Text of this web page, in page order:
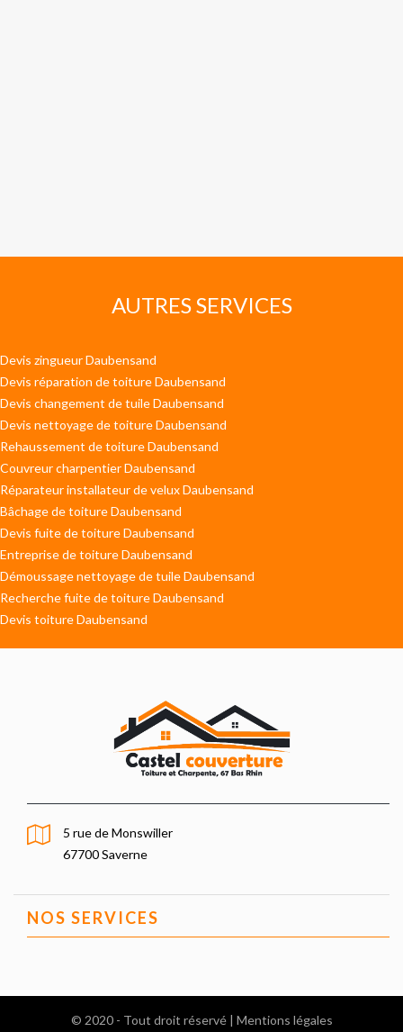
AUTRES SERVICES
Devis zingueur Daubensand
Devis réparation de toiture Daubensand
Devis changement de tuile Daubensand
Devis nettoyage de toiture Daubensand
Rehaussement de toiture Daubensand
Couvreur charpentier Daubensand
Réparateur installateur de velux Daubensand
Bâchage de toiture Daubensand
Devis fuite de toiture Daubensand
Entreprise de toiture Daubensand
Démoussage nettoyage de tuile Daubensand
Recherche fuite de toiture Daubensand
Devis toiture Daubensand
5 rue de Monswiller
67700 Saverne
NOS SERVICES
© 2020 - Tout droit réservé | Mentions légales